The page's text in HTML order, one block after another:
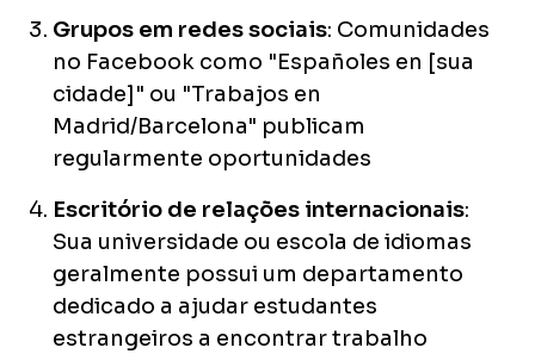
Grupos em redes sociais: Comunidades
no Facebook como "Españoles en [sua
cidade]" ou "Trabajos en
Madrid/Barcelona" publicam
regularmente oportunidades
Escritório de relações internacionais:
Sua universidade ou escola de idiomas
geralmente possui um departamento
dedicado a ajudar estudantes
estrangeiros a encontrar trabalho